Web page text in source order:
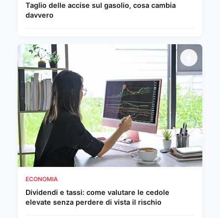
Taglio delle accise sul gasolio, cosa cambia
davvero
ECONOMIA
Dividendi e tassi: come valutare le cedole
elevate senza perdere di vista il rischio